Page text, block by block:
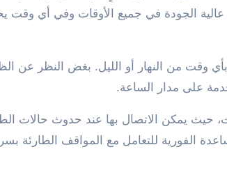
الجودة في جميع الأوقات وفي أي وقت
وقت من النهار أو الليل. بغض النظر عن
على مدار الساعة.
حيث يمكن الاتصال بها عند حدوث حالات
الفورية للتعامل مع المواقف الطارئة